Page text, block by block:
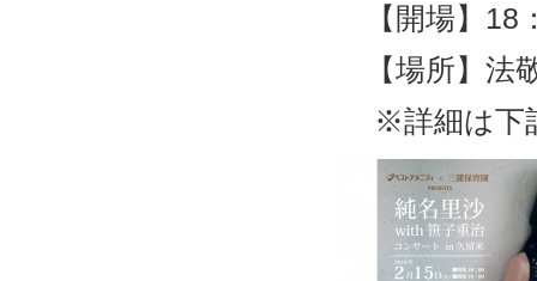
【開場】18
【場所】法
※詳細は下